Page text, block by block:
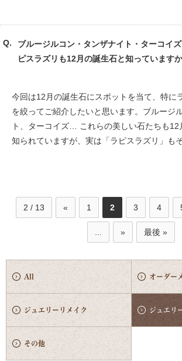
ブルージルコン・タンザナイト・ターコイ
ピスラズリも12月の誕生石と知っています
今回は12月の誕生石にスポットを当て、特に
を絞ってご紹介したいと思います。ブルージ
ト、ターコイズ… これらの美しい石たちも12
知られていますが、実は「ラピスラズリ」も
2 / 13 « 1 2 3 4
» 最後 »
All オーダー
ジュエリーリメイク ジュエリ
その他